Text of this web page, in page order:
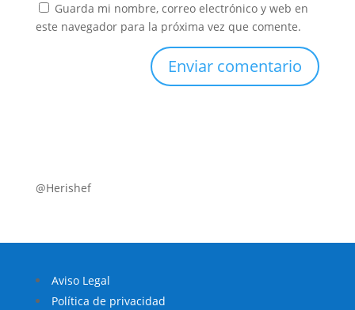
Guarda mi nombre, correo electrónico y web en
este navegador para la próxima vez que comente.
@Herishef
Aviso Legal
Política de privacidad